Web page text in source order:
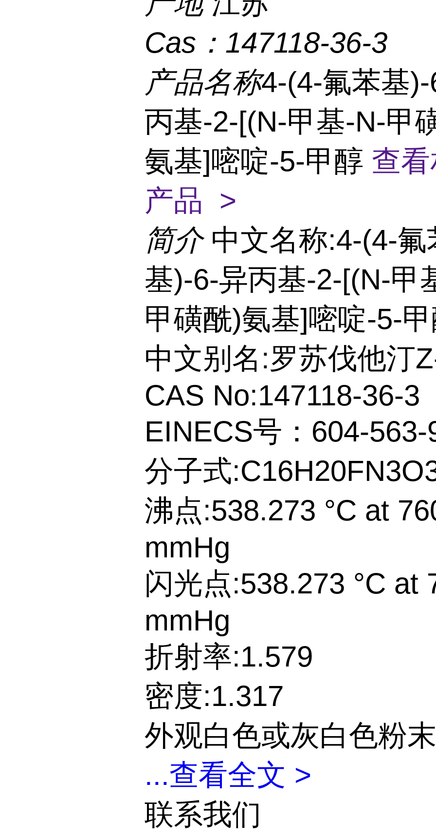
Cas： 147118-36-3
产品名称4-(4-氟苯基
丙基-2-[(N-甲基-N-甲
氨基]嘧啶-5-甲醇 查
产品 >
简介 中文名称:4-(4-氟
基)-6-异丙基-2-[(N-甲
甲磺酰)氨基]嘧啶-5-
中文别名:罗苏伐他汀
CAS No:147118-36-3
EINECS号：604-563-
分子式
沸点:538.273 °C at
mmHg
闪光点:538.273 °C at
mmHg
折射率:1.579
密度:1.317
外观白色或灰白色粉末
...查看全文 >
联系我们